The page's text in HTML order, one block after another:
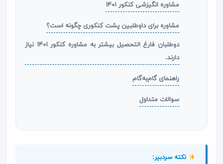
مشاوره انگیزشی کنکور ۱۴۰۱
مشاوره برای داوطلبین پشت کنکوری چگونه است؟
دوطلبان فارغ التحصیل بیشتر به مشاوره کنکور ۱۴۰۱ نیاز
دارند.
راهنمای گام‌به‌گام
سوالات متداول
نکته سردبیر: